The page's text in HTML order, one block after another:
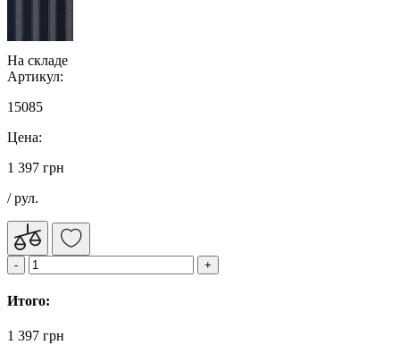
На складе
Артикул:
15085
Цена:
1 397 грн
/ рул.
Итого:
1 397 грн